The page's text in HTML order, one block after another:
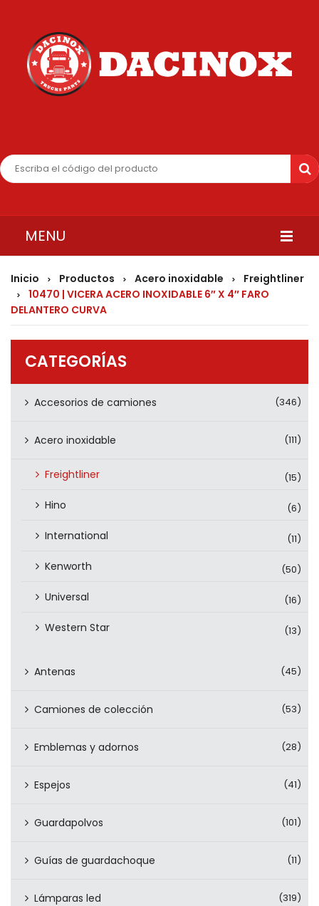
MENU
INICIO
QUIENES SOMOS
PRODUCTOS
CONTÁCTENOS
Inicio > Productos > Acero inoxidable > Freightliner
>
10470 | VICERA ACERO INOXIDABLE 6″ X 4″ FARO
DELANTERO CURVA
CATEGORÍAS
Accesorios de camiones (346)
Acero inoxidable (111)
Freightliner (15)
Hino (6)
International (11)
Kenworth (50)
Universal (16)
Western Star (13)
Antenas (45)
Camiones de colección (53)
Emblemas y adornos (28)
Espejos (41)
Guardapolvos (101)
Guías de guardachoque (11)
Lámparas led (319)